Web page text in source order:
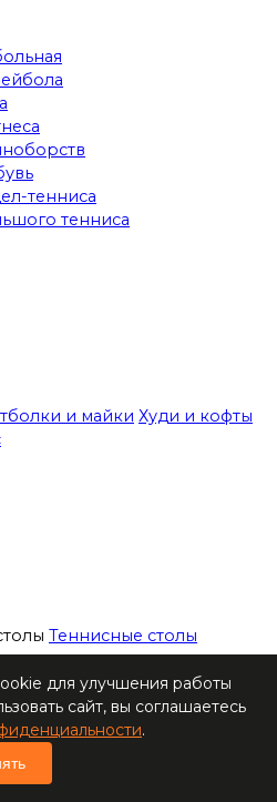
тенниса
тенниса
и майки Худи и кофты
Теннисные столы
Накладки для
Основания для
для улучшения работы
сайт, вы соглашаетесь
.